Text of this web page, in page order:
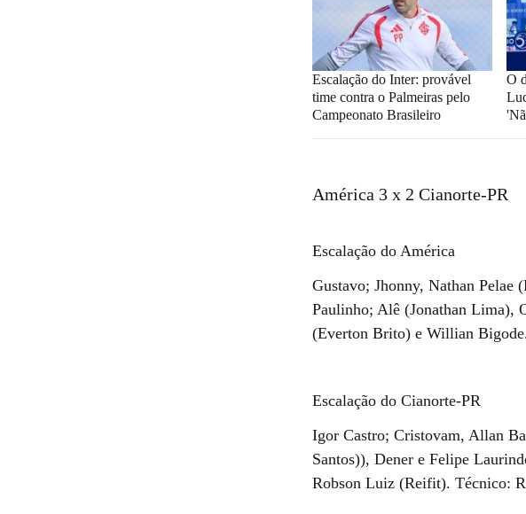
Escalação do Inter: provável
time contra o Palmeiras pelo
Campeonato Brasileiro
O
América 3 x 2 Cianorte-PR
Escalação do América
Gustavo; Jhonny, Nathan Pelae
Paulinho; Alê (Jonathan Lima),
(Everton Brito) e Willian
Escalação do Cianorte-PR
Igor Castro; Cristovam, Allan
Santos)), Dener e Felipe
Robson Luiz (Reifit). Técnico: